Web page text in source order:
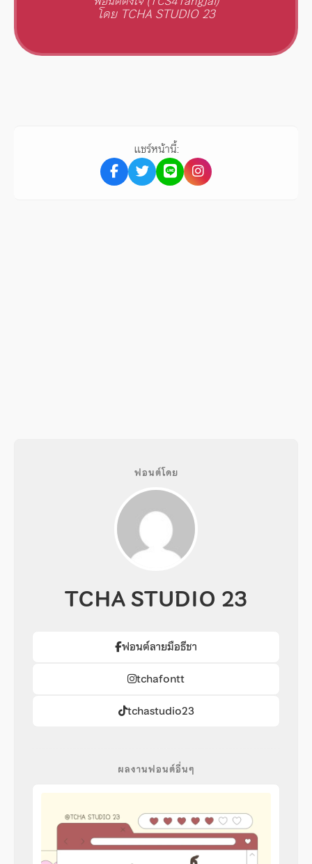
โดย TCHA STUDIO 23
แชร์หน้านี้:
ฟอนต์โดย
TCHA STUDIO 23
ฟอนต์ลายมือธีชา
tchafontt
tchastudio23
ผลงานฟอนต์อื่นๆ